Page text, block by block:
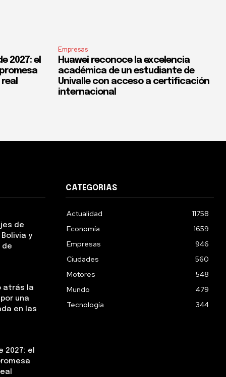
2027: el
Empresas
Huawei reconoce la excelencia
académica de un estudiante de
Univalle con acceso a certificación
internacional
de
y
de
atrás la
una
en las
2027: el
CATEGORIAS
Actualidad
11758
Economía
1659
Empresas
946
Ciudades
560
Motores
548
Mundo
479
Tecnología
344